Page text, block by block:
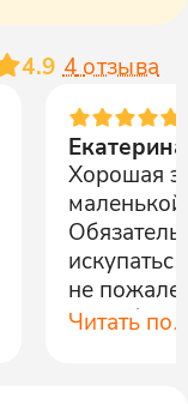
4.9 4 отзыва
Хорошая
не
спасибо
Читать